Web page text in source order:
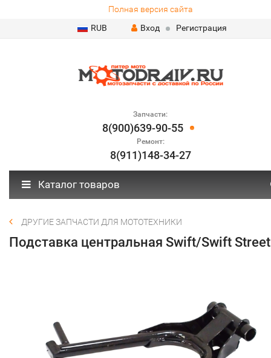
Полная версия сайта
RUB
Вход Регистрация
Запчасти:
8(900)639-90-55
Ремонт:
8(911)148-34-27
Каталог товаров
ДРУГИЕ ЗАПЧАСТИ ДЛЯ МОТОТЕХНИКИ
Подставка центральная Swift/Swift Street